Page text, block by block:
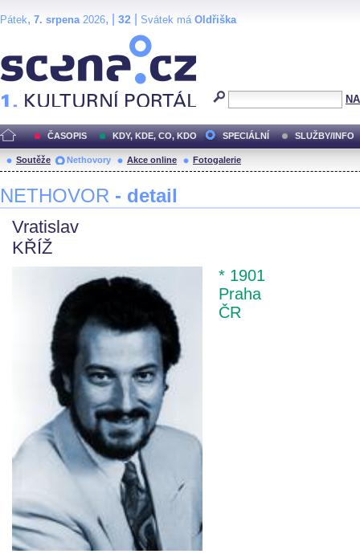
Pátek, 7. srpena2026, | 32 Svátek má Oldřiška
ČASOPIS KDY, KDE, CO, KDO SPECIÁLNÍ SLUŽBY/INFO
Soutěže Nethovory Akce online Fotogalerie
NETHOVOR - detail
Vratislav
KŘÍŽ
* 1901
Praha
ČR